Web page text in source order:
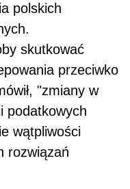
polskich
skutkować
przeciwko
"zmiany w
podatkowych
wątpliwości
rozwiązań